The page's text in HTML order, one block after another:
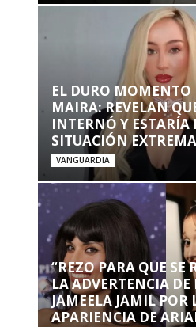
EL DURO MOMENTO
MAIRA: REVELAN
INTERNÓ Y ESTARÍA
SITUACIÓN EXTREMA
VANGUARDIA
“REZO PARA QUE SE
LA ADVERTENCIA DE
JAMEELA JAMIL POR
APARIENCIA DE